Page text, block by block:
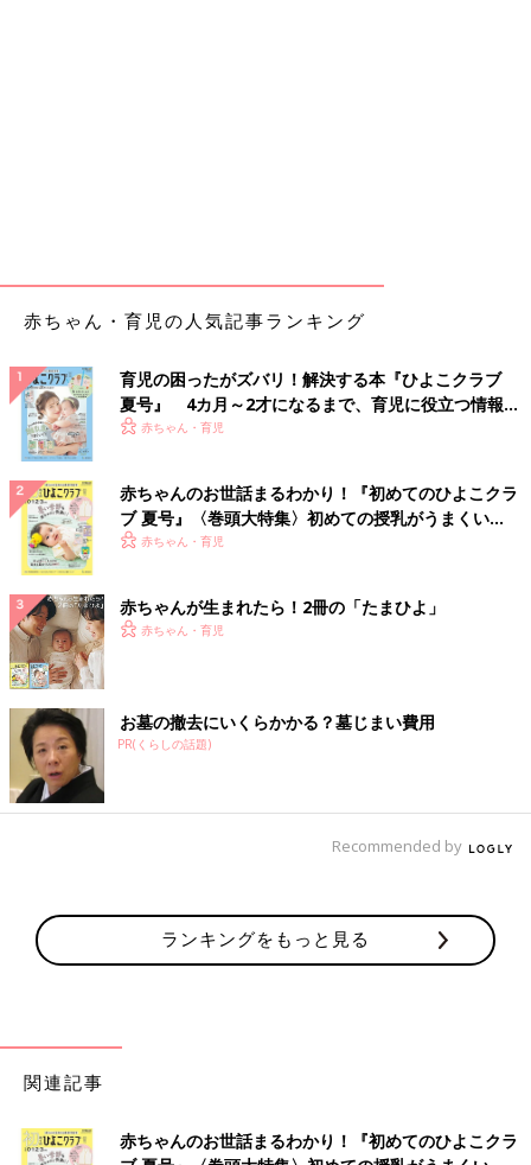
赤ちゃん・育児の人気記事ランキング
育児の困ったがズバリ！解決する本『ひよこクラブ
夏号』 4カ月～2才になるまで、育児に役立つ情報が
いっぱい！
赤ちゃん・育児
赤ちゃんのお世話まるわかり！『初めてのひよこクラ
ブ 夏号』〈巻頭大特集〉初めての授乳がうまくい
く！ おっぱい・ミルクの基本と夏のトラブル 解決テ
赤ちゃん・育児
赤ちゃんが生まれたら！2冊の「たまひよ」
赤ちゃん・育児
お墓の撤去にいくらかかる？墓じまい費用
PR(くらしの話題)
Recommended by
ランキングをもっと見る
関連記事
赤ちゃんのお世話まるわかり！『初めてのひよこクラ